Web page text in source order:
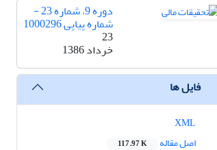
دوره 9، شماره 23 -
شماره پیاپی 1000296
23
خرداد 1386
فایل ها
اصل مقاله
117.97 K